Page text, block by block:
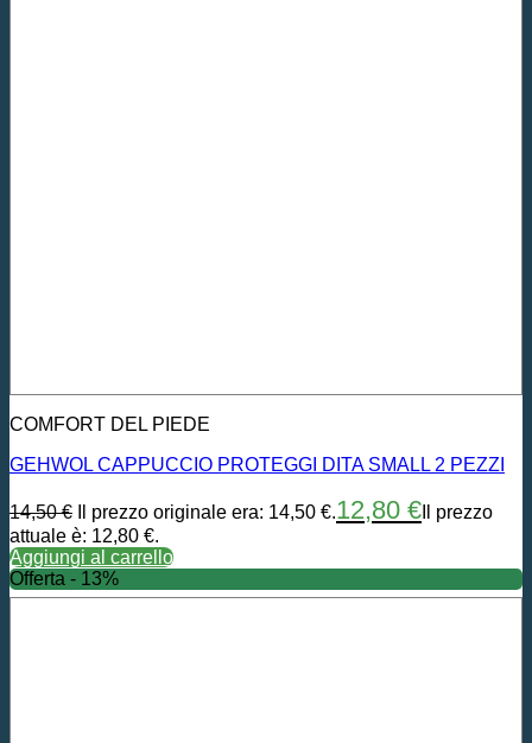
COMFORT DEL PIEDE
GEHWOL CAPPUCCIO PROTEGGI DITA SMALL 2 PEZZI
14,50€ Il prezzo originale era: 14,50 €.12,80 € Il prezzo
attuale è: 12,80 €.
Aggiungi al carrello
Offerta - 13%